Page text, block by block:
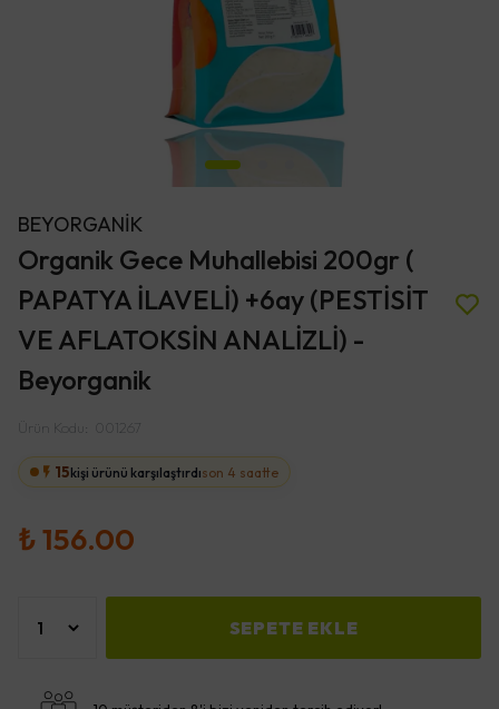
BEYORGANİK
Organik Gece Muhallebisi 200gr (
PAPATYA İLAVELİ) +6ay (PESTİSİT
VE AFLATOKSİN ANALİZLİ) -
Beyorganik
Ürün Kodu : 001267
15kişi ürünü karşılaştırdıson 4 saatte
₺ 156.00
SEPETE EKLE